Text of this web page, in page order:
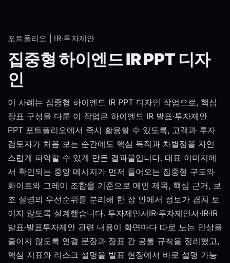
포트폴리오 | IR·투자제안
집중형 하이엔드 IR PPT 디자
인
이 사례는 집중형 하이엔드 IR PPT 디자인 작업으로, 핵심
장표 구성을 다룬 이 작업은 하이엔드 IR 발표·투자제안
PPT 포트폴리오에서 즉시 활용할 수 있도록, 고객과 투자
검토자가 처음 보는 순간에도 핵심 목적과 차별점을 자연
스럽게 파악할 수 있게 만든 결과물입니다. 대표 이미지에
서 확인되는 중앙 메시지가 먼저 들어오는 집중형 구도와
화이트와 그레이 조합을 기준으로 메인 제목, 핵심 근거, 보
조 설명의 우선순위를 분리해 한 장 안에서 정보가 겹쳐 보
이지 않도록 설계했습니다. 투자제안서IR·투자제안서·IR·IR
발표·발표투자제안 관련 내용이 화면마다 따로 노는 인상을
줄이지 않도록 연결 문장과 장표 간 공통 규칙을 정리했고,
핵심 지표와 리스크 설명을 발표 현장에서 바로 설명 가능